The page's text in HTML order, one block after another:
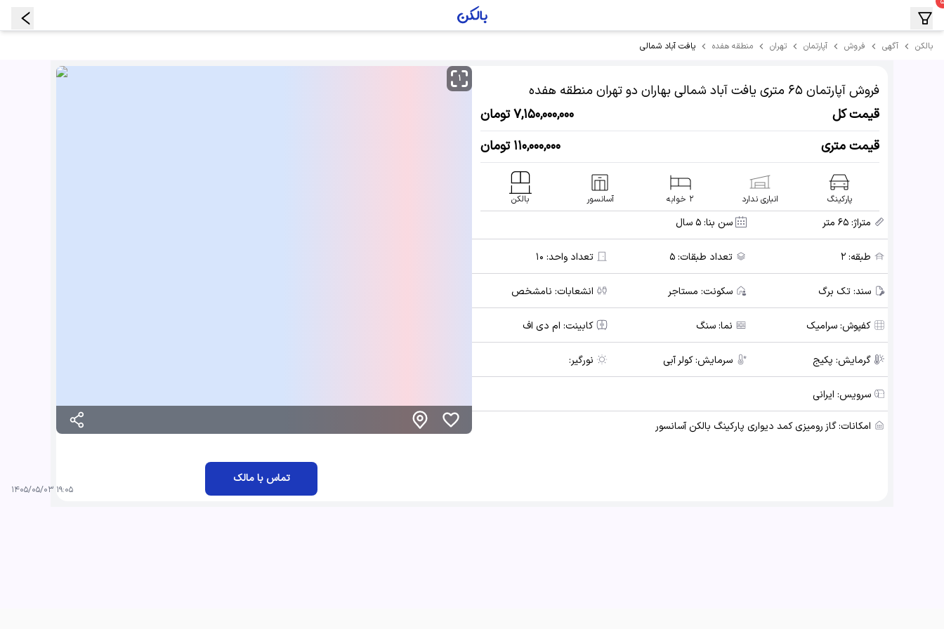
بالکن آگهی فروش آپارتمان تهران منطقه هفده یافت آباد شمالی
فروش آپارتمان ۶۵ متری یافت آباد شمالی بهاران دو
تهران منطقه هفده
قیمت کل
۷,۱۵۰,۰۰۰,۰۰۰ تومان
قیمت متری
۱۱۰,۰۰۰,۰۰۰ تومان
پارکینگ انباری ندارد ۲ خوابه آسانسور بالکن
متراژ:۶۵ متر سن بنا:۵ سال
طبقه:۲ تعداد طبقات:۵ تعداد واحد: ۱۰
سند:تک برگ سکونت: مستاجر انشعابات: نامشخص
کفپوش:سرامیک نما:سنگ کابینت: ام دی اف
گرمایش: پکیج سرمایش:کولر آبی نورگیر:
سرویس: ایرانی
امکانات:گاز رومیزی کمد دیواری پارکینگ بالکن آسانسور
۱
تماس با مالک
۱۹:۰۵ ۱۴۰۵/۰۵/۰۳